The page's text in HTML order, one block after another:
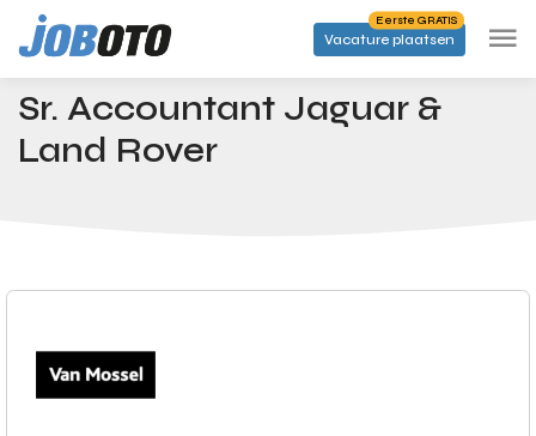
Skip to main content
Vacature plaatsen
Eerste GRATIS
Startpagina Banen Sr. Accountant Jaguar & Land Rover
Sr. Accountant Jaguar &
Land Rover